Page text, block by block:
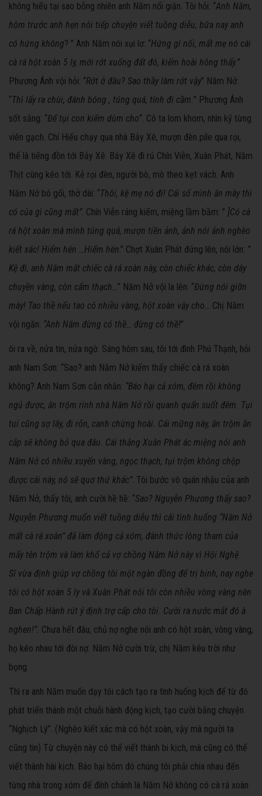
không hiểu tại sao bỗng nhiên anh Năm nổi giận. Tôi hỏi: “Anh Năm,
hôm trước anh hẹn nói tiếp chuyện viết tuồng diễu, bữa nay anh
có hứng không? ” Anh Năm nói xụi lơ: “Hứng gì nổi, mất mẹ nó cái
cà rá hột xoàn 5 ly, mới rớt xuống đất đó, kiếm hoài hông thấy.”
Phương Ánh vội hỏi: “Rớt ở đâu? Sao thầy làm rớt vậy” Năm Nở:
“Thì lấy ra chùi, đánh bóng , túng quá, tính đi cầm.” Phương Ánh
sốt sắng: “Để tụi con kiếm dùm cho“. Cô ta lom khom, nhìn kỹ từng
viên gạch. Chí Hiếu chạy qua nhà Bảy Xê, mượn đèn pile qua rọi,
thế là tiếng đồn tới Bảy Xê. Bảy Xê đi rủ Chín Viễn, Xuân Phát, Năm
Thịt cùng kéo tới. Kẻ rọi đèn, người bò, mò theo kẹt vách. Anh
Năm Nở bó gối, thở dài: “Thôi, kệ mẹ nó đi! Cái số mình ăn mày thì
có của gì cũng mất”. Chín Viễn ráng kiếm, miệng lầm bầm: ” ]Có cà
rá hột xoàn mà mình túng quá, mượn tiền ảnh, ảnh nói ảnh nghèo
kiết xác! Hiểm hén …Hiểm hén.” Chợt Xuân Phát đứng lên, nói lớn: ”
Kệ đi, anh Năm mất chiếc cà rá xoàn này, còn chiếc khác, còn dây
chuyền vàng, còn cẩm thạch…” Năm Nở vội la lên: “Đừng nói giỡn
mày! Tao thề nếu tao có nhiều vàng, hột xoàn vậy cho… Chị Năm
vội ngăn: “Anh Năm đừng có thề… đừng có thề!”
ôi ra về, nửa tin, nửa ngờ. Sáng hôm sau, tôi tới đình Phú Thạnh, hỏi
anh Nam Sơn: “Sao? anh Năm Nở kiếm thấy chiếc cà rá xoàn
không? Anh Nam Sơn cằn nhằn: “Báo hại cả xóm, đêm rồi không
ngủ được, ăn trộm rình nhà Năm Nở rồi quanh quẩn suốt đêm. Tụi
tui cũng sợ lây, đi rõn, canh chừng hoài. Cái mững này, ăn trộm ăn
cắp sẽ không bỏ qua đâu. Cái thằng Xuân Phát ác miệng nói anh
Năm Nở có nhiều xuyến vàng, ngọc thạch, tụi trộm không chộp
được cái này, nó sẽ quơ thứ khác”. Tôi bước vô quán nhậu của anh
Năm Nở, thấy tôi, anh cười hề hề: “Sao? Nguyễn Phương thấy sao?
Nguyễn Phương muốn viết tuồng diễu thì cái tình huống “Năm Nở
mất cà rá xoàn” đã làm động cả xóm, đánh thức lòng tham của
mấy tên trộm và làm khổ cả vợ chồng Năm Nở này vì Hội Nghệ
Sĩ vừa định giúp vợ chồng tôi một ngàn đồng để trị bịnh, nay nghe
tôi có hột xoàn 5 ly và Xuân Phát nói tôi còn nhiều vòng vàng nên
Ban Chấp Hành rút ý định trợ cấp cho tôi. Cười ra nước mắt đó à
nghen!”. Chưa hết đâu, chủ nợ nghe nói anh có hột xoàn, vòng vàng,
họ kéo nhau tới đòi nợ. Năm Nở cười trừ, chị Năm kêu trời như
bọng.
Thì ra anh Năm muốn dạy tôi cách tạo ra tình huống kịch để từ đó
phát triển thành một chuỗi hành động kịch, tạo cười bằng chuyện
“Nghịch Lý”. (Nghèo kiết xác mà có hột xoàn, vậy mà người ta
cũng tin) Từ chuyện này có thể viết thành bi kịch, mà cũng có thể
viết thành hài kịch. Báo hại hôm đó chúng tôi phải chia nhau đến
từng nhà trong xóm để đính chánh là Năm Nở không có cà rá xoàn